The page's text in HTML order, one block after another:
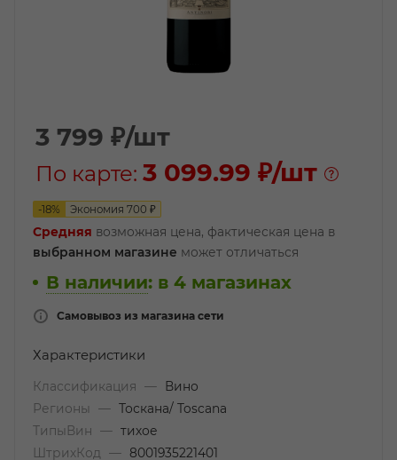
3 799 ₽/шт
По карте: 3 099.99 ₽/шт
-18% Экономия 700 ₽
Средняя возможная цена, фактическая цена в
выбранном магазине может отличаться
В наличии: в 4 магазинах
Самовывоз из магазина сети
Характеристики
Классификация —
Вино
Регионы
— Тоскана/ Toscana
ТипыВин
— тихое
ШтрихКод
—
8001935221401